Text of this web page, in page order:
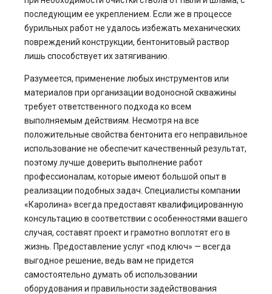
последующим ее укреплением. Если же в процессе
бурильных работ не удалось избежать механических
повреждений конструкции, бентонитовый раствор
лишь способствует их затягиванию.
Разумеется, применение любых инструментов или
материалов при организации водоносной скважины
требует ответственного подхода ко всем
выполняемым действиям. Несмотря на все
положительные свойства бентонита его неправильное
использование не обеспечит качественный результат,
поэтому лучше доверить выполнение работ
профессионалам, которые имеют большой опыт в
реализации подобных задач. Специалисты компании
«Каролина» всегда предоставят квалифицированную
консультацию в соответствии с особенностями вашего
случая, составят проект и грамотно воплотят его в
жизнь. Предоставление услуг «под ключ» — всегда
выгодное решение, ведь вам не придется
самостоятельно думать об использовании
оборудования и правильности задействования